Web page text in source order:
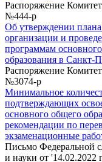
Распоряжение
№444-р
Об утверждении
организации и
программам
образования в Санкт-
Распоряжение
№3074-р
Минимальное
подтверждающих
основного общего
рекомендации по
экзаменационные
Письмо Федеральной
и науки от '14.02.2022